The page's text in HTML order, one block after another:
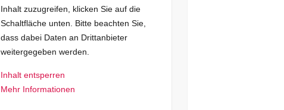
Inhalt zuzugreifen, klicken Sie auf die
Schaltfläche unten. Bitte beachten Sie,
dass dabei Daten an Drittanbieter
weitergegeben werden.
Inhalt entsperren
Mehr Informationen